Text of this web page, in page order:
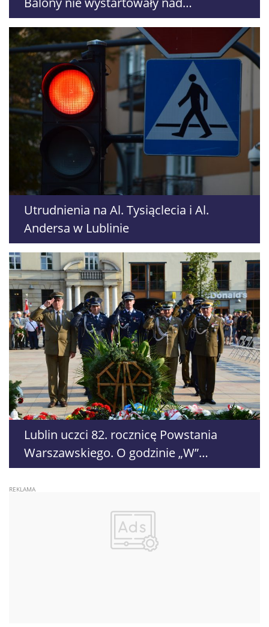
Nałęczowem, odwoływane są treningi i
warsztaty
Utrudnienia na Al. Tysiąclecia i Al.
Andersa w Lublinie
Lublin uczci 82. rocznicę Powstania
Warszawskiego. O godzinie „W”
zabrzmią syreny